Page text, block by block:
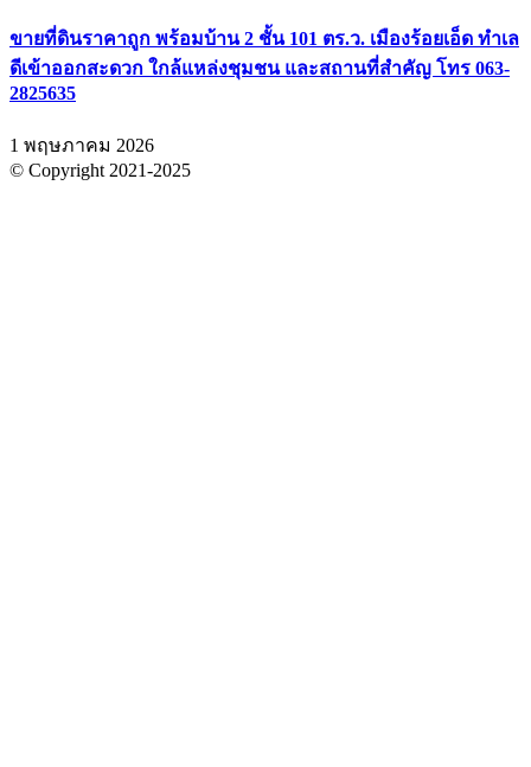
ขายที่ดินราคาถูก พร้อมบ้าน 2 ชั้น 101 ตร.ว. เมืองร้อยเอ็ด ทำเล
ดีเข้าออกสะดวก ใกล้แหล่งชุมชน และสถานที่สำคัญ โทร 063-
2825635
1 พฤษภาคม 2026
© Copyright 2021-2025